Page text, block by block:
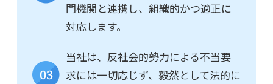
門機関と連携し、組織的かつ適正に
対応します。
03
当社は、反社会的勢力による不当要
求には一切応じず、毅然として法的に